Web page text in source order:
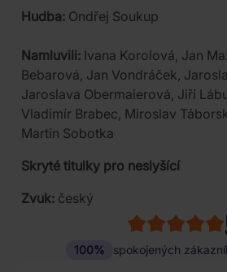
Hudba: Ondřej Soukup
Namluvili: Ivana Korolová, Jan
Bebarová, Jan Vondráček,
Jaroslava Obermaierová, Jiří
Vladimír Brabec, Miroslav
Martin Sobotka
Skryté titulky pro neslyšící
Zvuk: český
100% spokojených